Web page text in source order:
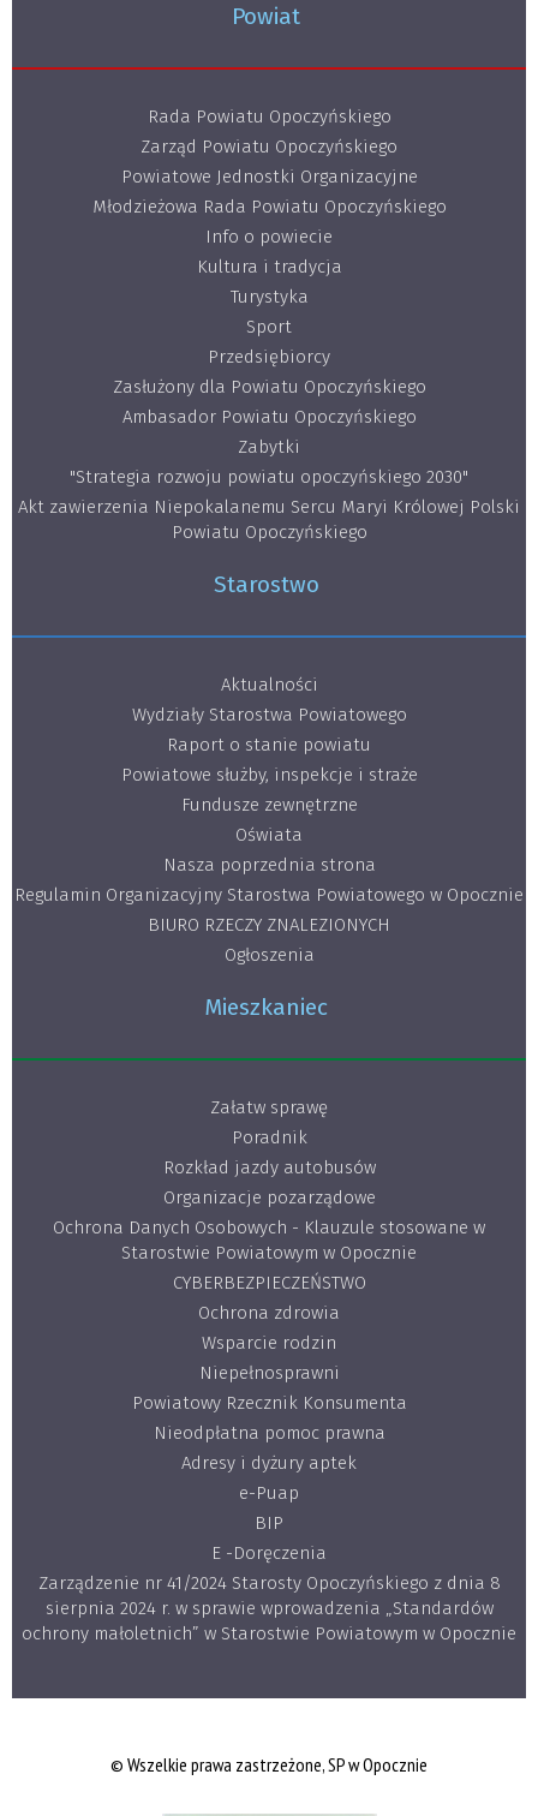
Powiat
Rada Powiatu Opoczyńskiego
Zarząd Powiatu Opoczyńskiego
Powiatowe Jednostki Organizacyjne
Młodzieżowa Rada Powiatu Opoczyńskiego
Info o powiecie
Kultura i tradycja
Turystyka
Sport
Przedsiębiorcy
Zasłużony dla Powiatu Opoczyńskiego
Ambasador Powiatu Opoczyńskiego
Zabytki
"Strategia rozwoju powiatu opoczyńskiego 2030"
Akt zawierzenia Niepokalanemu Sercu Maryi Królowej Polski
Powiatu Opoczyńskiego
Starostwo
Aktualności
Wydziały Starostwa Powiatowego
Raport o stanie powiatu
Powiatowe służby, inspekcje i straże
Fundusze zewnętrzne
Oświata
Nasza poprzednia strona
Regulamin Organizacyjny Starostwa Powiatowego w Opocznie
BIURO RZECZY ZNALEZIONYCH
Ogłoszenia
Mieszkaniec
Załatw sprawę
Poradnik
Rozkład jazdy autobusów
Organizacje pozarządowe
Ochrona Danych Osobowych - Klauzule stosowane w
Starostwie Powiatowym w Opocznie
CYBERBEZPIECZEŃSTWO
Ochrona zdrowia
Wsparcie rodzin
Niepełnosprawni
Powiatowy Rzecznik Konsumenta
Nieodpłatna pomoc prawna
Adresy i dyżury aptek
e-Puap
BIP
E -Doręczenia
Zarządzenie nr 41/2024 Starosty Opoczyńskiego z dnia 8
sierpnia 2024 r. w sprawie wprowadzenia „Standardów
ochrony małoletnich” w Starostwie Powiatowym w Opocznie
© Wszelkie prawa zastrzeżone, SP w Opocznie